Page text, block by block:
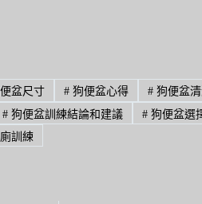
盆尺寸 # 狗便盆心得 # 狗便盆
# 狗便盆訓練結論和建議 # 狗便盆選
訓練